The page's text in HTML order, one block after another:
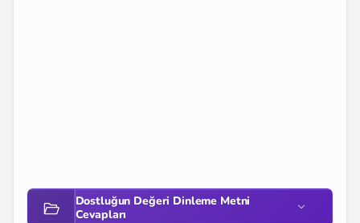
Dostluğun Değeri Dinleme Metni
Cevapları